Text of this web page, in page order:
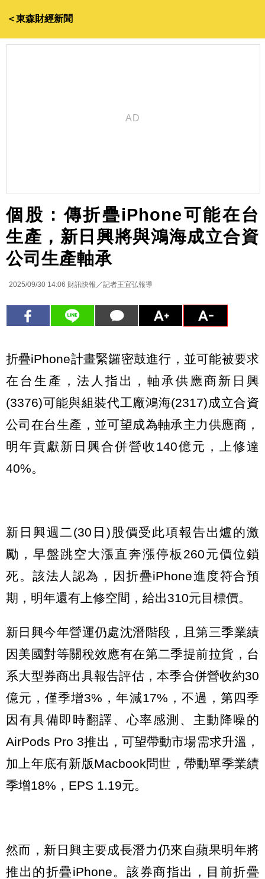
＜東森財經新聞
個股：傳折疊iPhone可能在台
生產，新日興將與鴻海成立合資
公司生產軸承
2025/09/30 14:06 財訊快報／記者王宜弘報導
折疊iPhone計畫緊鑼密鼓進行，並可能被要求
在台生產，法人指出，軸承供應商新日興
(3376)可能與組裝代工廠鴻海(2317)成立合資
公司在台生產，並可望成為軸承主力供應商，
明年貢獻新日興合併營收140億元，上修達
40%。
新日興週二(30日)股價受此項報告出爐的激
勵，早盤跳空大漲直奔漲停板260元價位鎖
死。該法人認為，因折疊iPhone進度符合預
期，明年還有上修空間，給出310元目標價。
新日興今年營運仍處沈潛階段，且第三季業績
因美國對等關稅效應有在第二季提前拉貨，台
系大型券商出具報告評估，本季合併營收約30
億元，僅季增3%，年減17%，不過，第四季
因有具備即時翻譯、心率感測、主動降噪的
AirPods Pro 3推出，可望帶動市場需求升溫，
加上年底有新版Macbook問世，帶動單季業績
季增18%，EPS 1.19元。
然而，新日興主要成長潛力仍來自蘋果明年將
推出的折疊iPhone。該券商指出，目前折疊